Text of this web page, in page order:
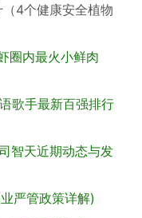
4个健康安全植物
圈内最火小鲜肉
歌手最新百强排行
智天近期动态与发
严管政策详解)